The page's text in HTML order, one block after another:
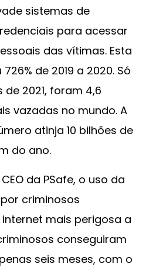
sistemas de
para acessar
das vítimas. Esta
de 2019 a 2020. Só
2021, foram 4,6
vazadas no mundo. A
atinja 10 bilhões de
do ano.
da PSafe, o uso da
criminosos
mais perigosa a
conseguiram
seis meses, com o